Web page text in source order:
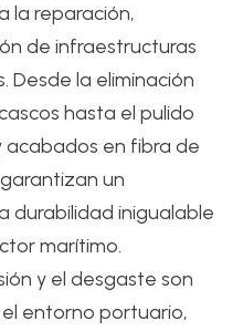
la reparación,
de infraestructuras
Desde la eliminación
hasta el pulido
acabados en fibra de
un
durabilidad inigualable
marítimo.
y el desgaste son
entorno portuario,